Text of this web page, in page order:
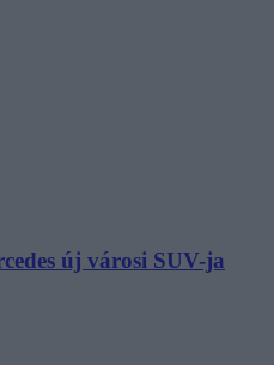
új városi SUV-ja